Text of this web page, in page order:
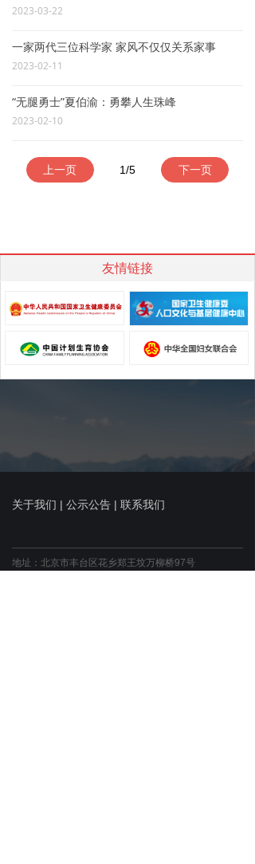
2023-03-22
一家两代三位科学家 家风不仅仅关系家事
2023-02-11
“无腿勇士”夏伯渝：勇攀人生珠峰
2023-02-10
上一页 下一页
1/5
友情链接
关于我们 | 公示公告 | 联系我们
地址：北京市丰台区花乡郑王坟万柳桥97号